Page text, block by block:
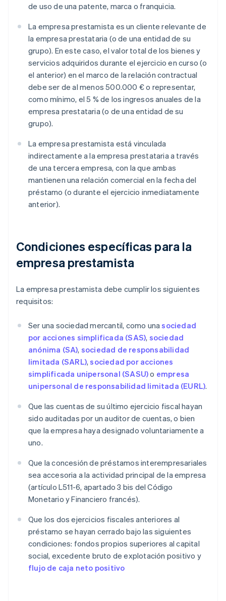
de uso de una patente, marca o franquicia.
La empresa prestamista es un cliente relevante de
la empresa prestataria (o de una entidad de su
grupo). En este caso, el valor total de los bienes y
servicios adquiridos durante el ejercicio en curso (o
el anterior) en el marco de la relación contractual
debe ser de al menos 500.000 € o representar,
como mínimo, el 5 % de los ingresos anuales de la
empresa prestataria (o de una entidad de su
grupo).
La empresa prestamista está vinculada
indirectamente a la empresa prestataria a través
de una tercera empresa, con la que ambas
mantienen una relación comercial en la fecha del
préstamo (o durante el ejercicio inmediatamente
anterior).
Condiciones específicas para la
empresa prestamista
La empresa prestamista debe cumplir los siguientes
requisitos:
Ser una sociedad mercantil, como unasociedad
por acciones simplificada (SAS), sociedad
anónima (SA), sociedad de responsabilidad
limitada (SARL),sociedad por acciones
simplificada unipersonal (SASU)o empresa
unipersonal de responsabilidad limitada (EURL).
Que las cuentas de su último ejercicio fiscal hayan
sido auditadas por un auditor de cuentas, o bien
que la empresa haya designado voluntariamente a
uno.
Que la concesión de préstamos interempresariales
sea accesoria a la actividad principal de la empresa
(artículo L511-6, apartado 3 bis del Código
Monetario y Financiero francés).
Que los dos ejercicios fiscales anteriores al
préstamo se hayan cerrado bajo las siguientes
condiciones: fondos propios superiores al capital
social, excedente bruto de explotación positivo y
flujo de caja neto positivo